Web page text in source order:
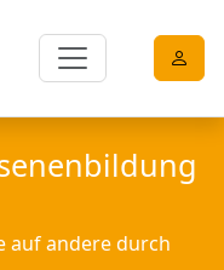
auf andere durch